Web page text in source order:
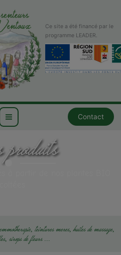
Ce site a été financé par le
programme LEADER.
Contact
teintures mères, huiles de massage,
sirops de fleurs ...